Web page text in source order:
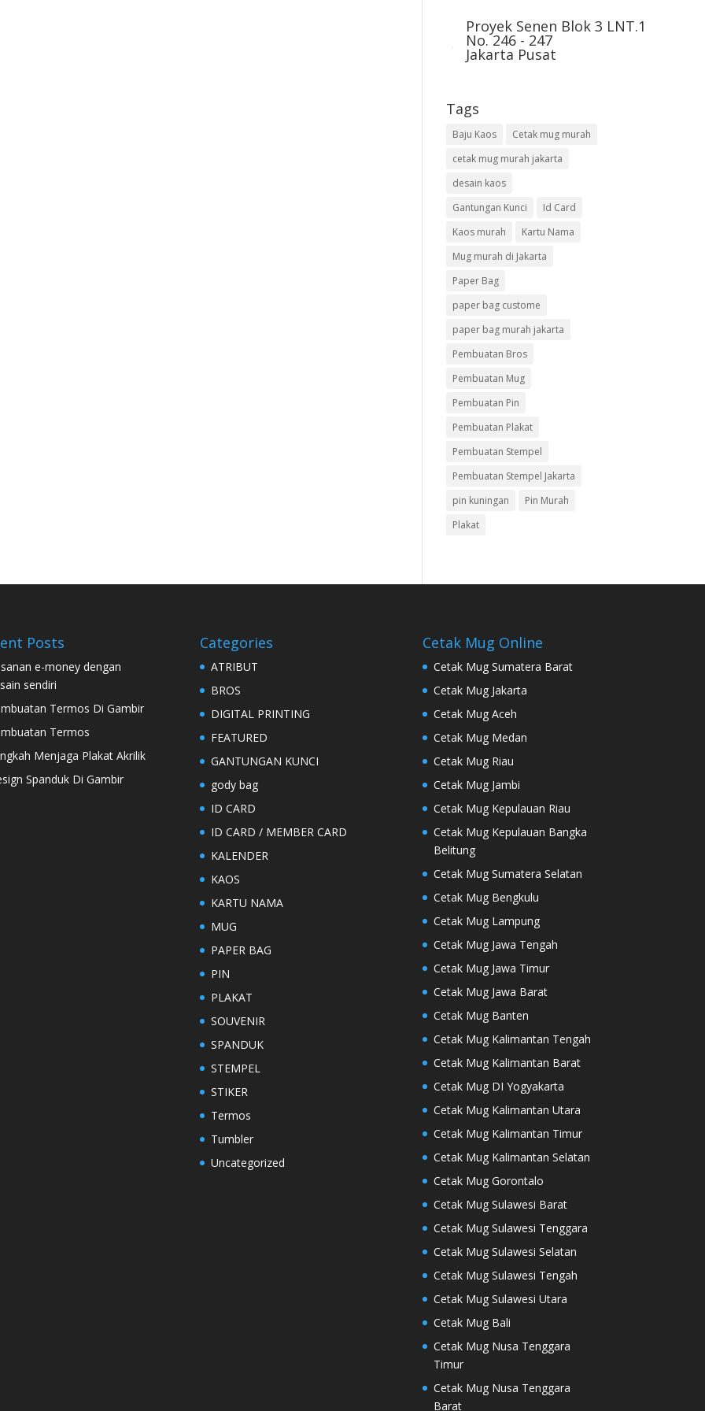
Proyek Senen Blok 3 LNT.1
No. 246 - 247
Jakarta Pusat
Tags
Baju Kaos
Cetak mug murah
cetak mug murah jakarta
desain kaos
Gantungan Kunci
Id Card
Kaos murah
Kartu Nama
Mug murah di Jakarta
Paper Bag
paper bag custome
paper bag murah jakarta
Pembuatan Bros
Pembuatan Mug
Pembuatan Pin
Pembuatan Plakat
Pembuatan Stempel
Pembuatan Stempel Jakarta
pin kuningan
Pin Murah
Plakat
Posts
e-money dengan
sendiri
Termos Di Gambir
Termos
Menjaga Plakat Akrilik
Spanduk Di Gambir
Categories
ATRIBUT
BROS
DIGITAL PRINTING
FEATURED
GANTUNGAN KUNCI
gody bag
ID CARD
ID CARD / MEMBER CARD
KALENDER
KAOS
KARTU NAMA
MUG
PAPER BAG
PIN
PLAKAT
SOUVENIR
SPANDUK
STEMPEL
STIKER
Termos
Tumbler
Uncategorized
Cetak Mug Online
Cetak Mug Sumatera Barat
Cetak Mug Jakarta
Cetak Mug Aceh
Cetak Mug Medan
Cetak Mug Riau
Cetak Mug Jambi
Cetak Mug Kepulauan Riau
Cetak Mug Kepulauan Bangka
Belitung
Cetak Mug Sumatera Selatan
Cetak Mug Bengkulu
Cetak Mug Lampung
Cetak Mug Jawa Tengah
Cetak Mug Jawa Timur
Cetak Mug Jawa Barat
Cetak Mug Banten
Cetak Mug Kalimantan Tengah
Cetak Mug Kalimantan Barat
Cetak Mug DI Yogyakarta
Cetak Mug Kalimantan Utara
Cetak Mug Kalimantan Timur
Cetak Mug Kalimantan Selatan
Cetak Mug Gorontalo
Cetak Mug Sulawesi Barat
Cetak Mug Sulawesi Tenggara
Cetak Mug Sulawesi Selatan
Cetak Mug Sulawesi Tengah
Cetak Mug Sulawesi Utara
Cetak Mug Bali
Cetak Mug Nusa Tenggara
Timur
Cetak Mug Nusa Tenggara
Barat